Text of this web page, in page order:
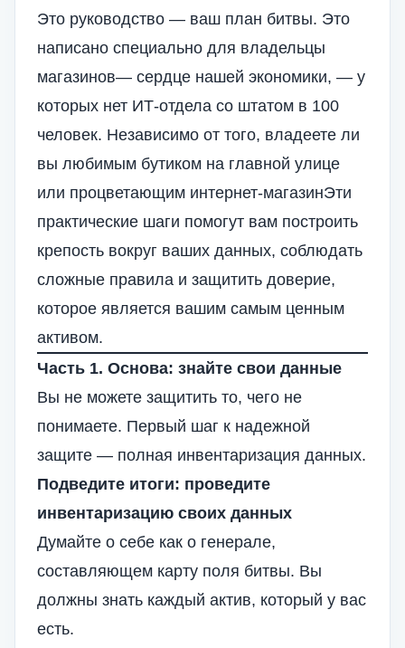
Это руководство — ваш план битвы. Это
написано специально для владельцы
магазинов— сердце нашей экономики, — у
которых нет ИТ-отдела со штатом в 100
человек. Независимо от того, владеете ли
вы любимым бутиком на главной улице
или процветающим интернет-магазинЭти
практические шаги помогут вам построить
крепость вокруг ваших данных, соблюдать
сложные правила и защитить доверие,
которое является вашим самым ценным
активом.
Часть 1. Основа: знайте свои данные
Вы не можете защитить то, чего не
понимаете. Первый шаг к надежной
защите — полная инвентаризация данных.
Подведите итоги: проведите
инвентаризацию своих данных
Думайте о себе как о генерале,
составляющем карту поля битвы. Вы
должны знать каждый актив, который у вас
есть.